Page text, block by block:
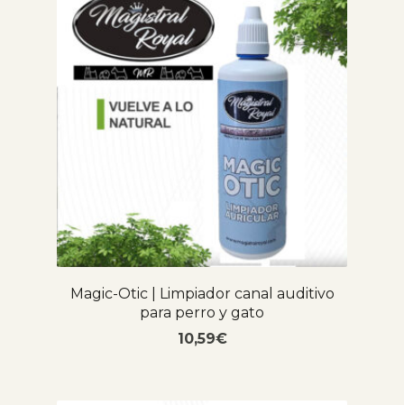
Magic-Otic | Limpiador canal auditivo
para perro y gato
10,59€